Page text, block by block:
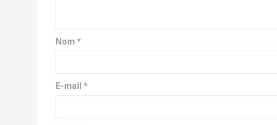
Nom *
E-mail *